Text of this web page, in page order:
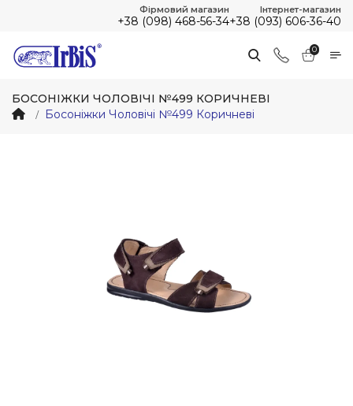
Фірмовий магазин
+38 (098) 468-56-34
Інтернет-магазин
+38 (093) 606-36-40
0
БОСОНІЖКИ ЧОЛОВІЧІ №499 КОРИЧНЕВІ
Босоніжки Чоловічі №499 Коричневі